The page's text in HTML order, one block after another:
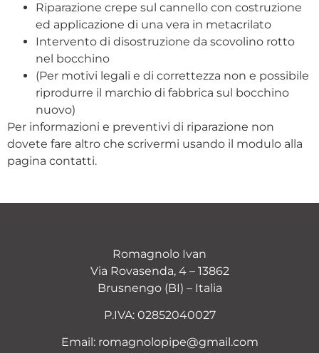
Riparazione crepe sul cannello con costruzione
ed applicazione di una vera in metacrilato
Intervento di disostruzione da scovolino rotto
nel bocchino
(Per motivi legali e di correttezza non e possibile
riprodurre il marchio di fabbrica sul bocchino
nuovo)
Per informazioni e preventivi di riparazione non
dovete fare altro che scrivermi usando il modulo alla
pagina contatti.
Romagnolo Ivan
Via Rovasenda, 4 – 13862
Brusnengo (BI) – Italia
P.IVA: 02852040027
Email: romagnolopipe@gmail.com